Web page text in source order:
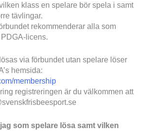
klass en spelare bör spela i samt
tävlingar.
rekommenderar alla som
licens.
via förbundet utan spelare löser
hemsida:
membership
registreringen är du välkommen att
som spelare lösa samt vilken